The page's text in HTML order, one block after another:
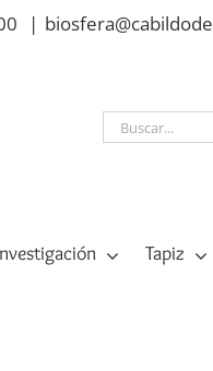
|
Buscar:
Tapiz